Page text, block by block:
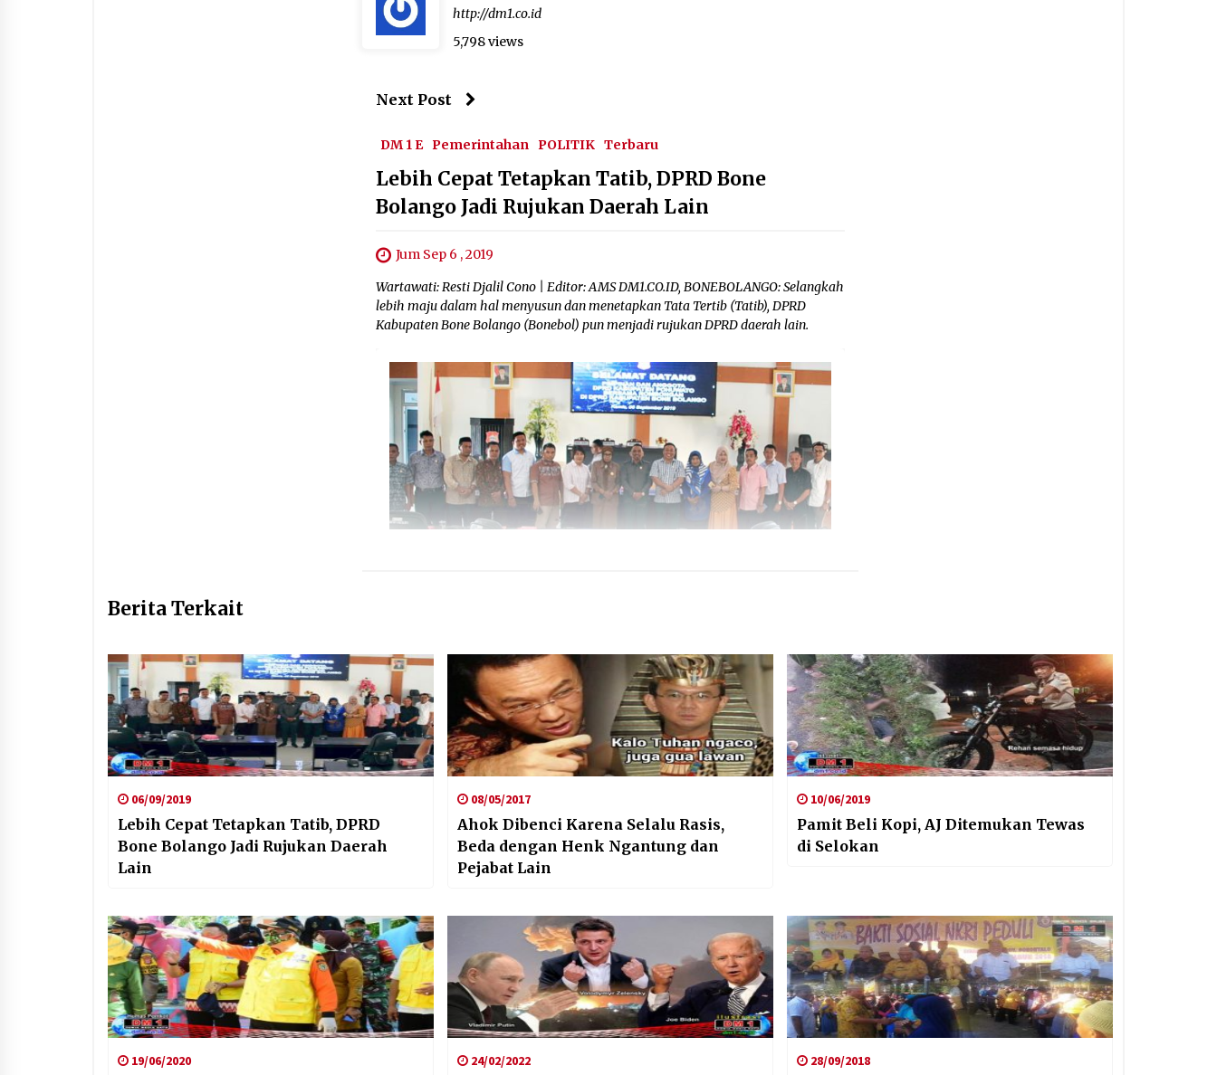
http://dm1.co.id
5,798 views
Next Post
DM 1 E Pemerintahan POLITIK Terbaru
Lebih Cepat Tetapkan Tatib, DPRD Bone
Bolango Jadi Rujukan Daerah Lain
Jum Sep 6 , 2019
Wartawati: Resti Djalil Cono | Editor: AMS DM1.CO.ID, BONEBOLANGO: Selangkah
lebih maju dalam hal menyusun dan menetapkan Tata Tertib (Tatib), DPRD
Kabupaten Bone Bolango (Bonebol) pun menjadi rujukan DPRD daerah lain.
Berita Terkait
06/09/2019
Lebih Cepat Tetapkan Tatib, DPRD
Bone Bolango Jadi Rujukan Daerah
Lain
08/05/2017
Ahok Dibenci Karena Selalu Rasis,
Beda dengan Henk Ngantung dan
Pejabat Lain
10/06/2019
Pamit Beli Kopi, AJ Ditemukan Tewas
di Selokan
19/06/2020 24/02/2022 28/09/2018